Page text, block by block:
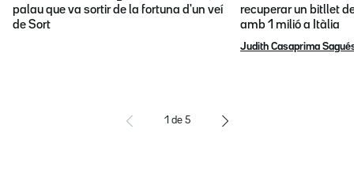
palau que va sortir de la fortuna d'un veí
de Sort
recuperar un bitllet
amb 1 milió a Itàlia
Judith Casaprima
1 de 5